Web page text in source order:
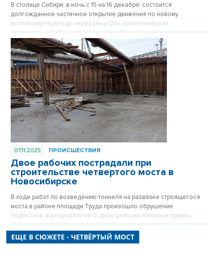
В столице Сибири, в ночь с 15 на 16 декабря, состоится
долгожданное частичное открытие движения по новому
мостовому переходу через реку Обь, известному как
«Центральный». Это событие привлекло внимание официального
представителя Министерства иностранных дел России.
07.11.2025 ПРОИСШЕСТВИЯ
Двое рабочих пострадали при
строительстве четвертого моста в
Новосибирске
В ходе работ по возведению тоннеля на развязке строящегося
моста в районе площади Труда произошло обрушение
подмостей, в результате чего двое рабочих получили травмы
ЕЩЕ В СЮЖЕТЕ - ЧЕТВЁРТЫЙ МОСТ